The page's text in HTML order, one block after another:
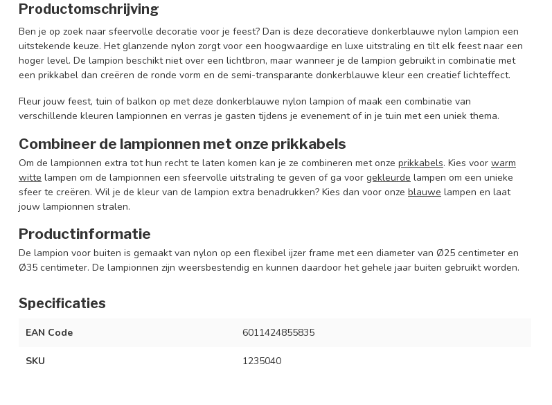
Productomschrijving
Ben je op zoek naar sfeervolle decoratie voor je feest? Dan is deze decoratieve donkerblauwe nylon lampion een
uitstekende keuze. Het glanzende nylon zorgt voor een hoogwaardige en luxe uitstraling en tilt elk feest naar een
hoger level. De lampion beschikt niet over een lichtbron, maar wanneer je de lampion gebruikt in combinatie met
een prikkabel dan creëren de ronde vorm en de semi-transparante donkerblauwe kleur een creatief lichteffect.
Fleur jouw feest, tuin of balkon op met deze donkerblauwe nylon lampion of maak een combinatie van
verschillende kleuren lampionnen en verras je gasten tijdens je evenement of in je tuin met een uniek thema.
Combineer de lampionnen met onze prikkabels
Om de lampionnen extra tot hun recht te laten komen kan je ze combineren met onze prikkabels. Kies voor warm
witte lampen om de lampionnen een sfeervolle uitstraling te geven of ga voor gekleurde lampen om een unieke
sfeer te creëren. Wil je de kleur van de lampion extra benadrukken? Kies dan voor onze blauwe lampen en laat
jouw lampionnen stralen.
Productinformatie
De lampion voor buiten is gemaakt van nylon op een flexibel ijzer frame met een diameter van Ø25 centimeter en
Ø35 centimeter. De lampionnen zijn weersbestendig en kunnen daardoor het gehele jaar buiten gebruikt worden.
Specificaties
EAN Code 6011424855835
SKU 1235040